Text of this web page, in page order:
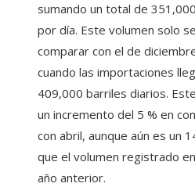
sumando un total de
por día. Este volumen solo
comparar con el de
cuando las importaciones
409,000 barriles diarios.
un incremento del 5 % en
con abril, aunque aún es un
que el volumen registrado
año anterior.